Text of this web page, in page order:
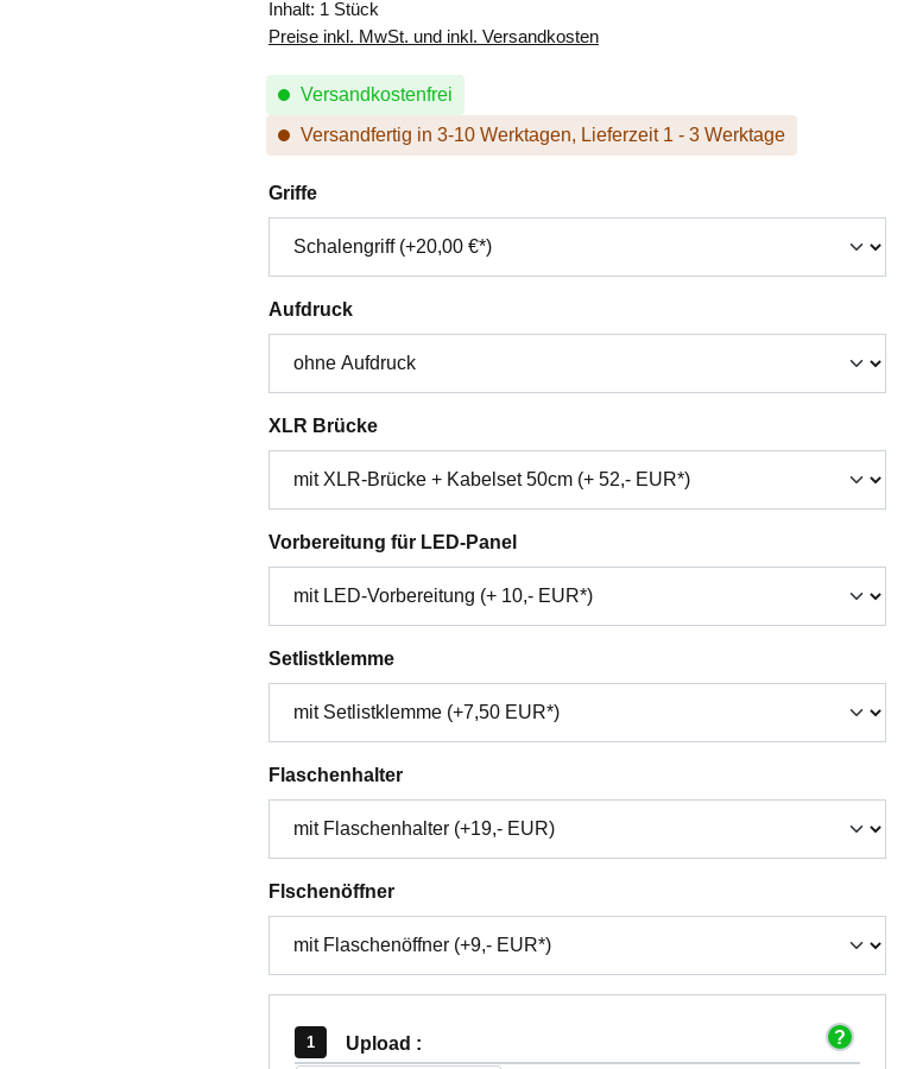
Inhalt: 1 Stück
Preise inkl. MwSt. und inkl. Versandkosten
Versandkostenfrei
Versandfertig in 3-10 Werktagen, Lieferzeit 1 - 3 Werktage
Griffeauswählen
Aufdruckauswählen
XLR Brückeauswählen
Vorbereitung für LED-Panelauswählen
Setlistklemmeauswählen
Flaschenhalterauswählen
Flschenöffnerauswählen
Upload :